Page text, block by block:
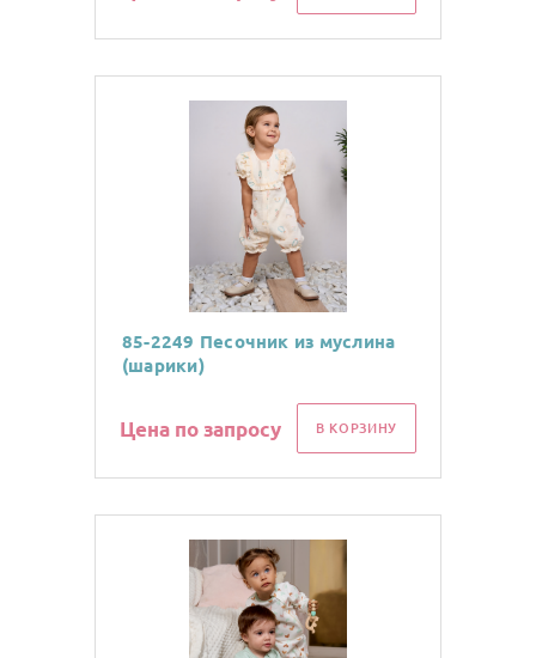
85-2249 Песочник из муслина
(шарики)
Цена по запросу В КОРЗИНУ